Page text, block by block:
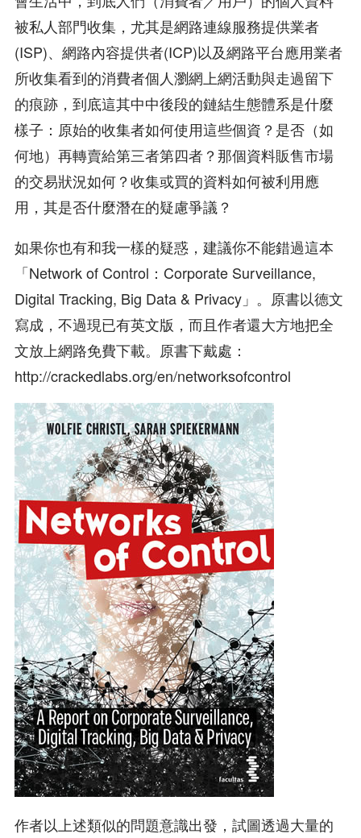
被私人部門收集，尤其是網路連線服務提供業者
(ISP)、網路內容提供者(ICP)以及網路平台應用業者
所收集看到的消費者個人瀏網上網活動與走過留下
的痕跡，到底這其中中後段的鏈結生態體系是什麼
樣子：原始的收集者如何使用這些個資？是否（如
何地）再轉賣給第三者第四者？那個資料販售市場
的交易狀況如何？收集或買的資料如何被利用應
用，其是否什麼潛在的疑慮爭議？
如果你也有和我一樣的疑惑，建議你不能錯過這本
「Network of Control：Corporate Surveillance,
Digital Tracking, Big Data & Privacy」。原書以德文
寫成，不過現已有英文版，而且作者還大方地把全
文放上網路免費下載。原書下戴處：
http://crackedlabs.org/en/networksofcontrol
作者以上述類似的問題意識出發，試圖透過大量的